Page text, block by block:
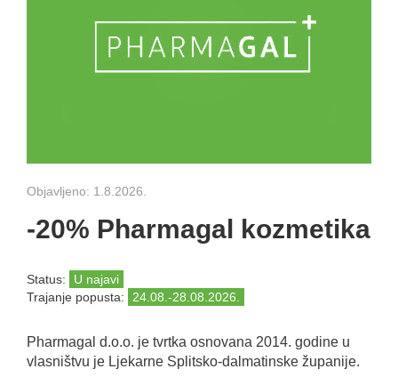
Objavljeno: 1.8.2026.
-20% Pharmagal kozmetika
Status:
U najavi
Trajanje popusta:
24.08.-28.08.2026.
Pharmagal d.o.o. je tvrtka osnovana 2014. godine u
vlasništvu je Ljekarne Splitsko-dalmatinske županije.